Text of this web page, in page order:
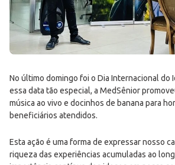
No último domingo foi o Dia Internacional do
essa data tão especial, a MedSênior
música ao vivo e docinhos de banana para
beneficiários atendidos.
Esta ação é uma forma de expressar nosso
riqueza das experiências acumuladas ao